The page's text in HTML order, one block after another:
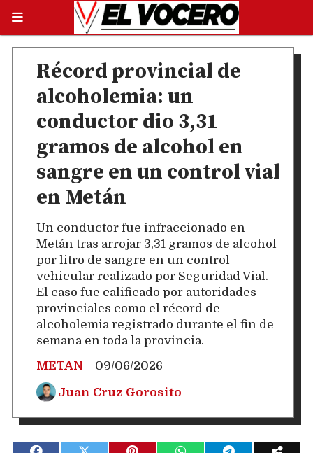
Récord provincial de
alcoholemia: un
conductor dio 3,31
gramos de alcohol en
sangre en un control vial
en Metán
Un conductor fue infraccionado en
Metán tras arrojar 3,31 gramos de alcohol
por litro de sangre en un control
vehicular realizado por Seguridad Vial.
El caso fue calificado por autoridades
provinciales como el récord de
alcoholemia registrado durante el fin de
semana en toda la provincia.
METAN
09/06/2026
Juan Cruz Gorosito